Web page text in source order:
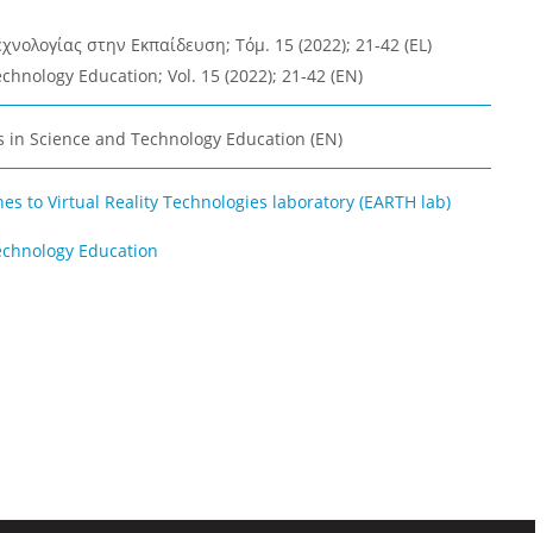
στην Εκπαίδευση; Τόμ. 15 (2022); 21-42 (EL)
Education; Vol. 15 (2022); 21-42 (EN)
in Science and Technology Education (EN)
to Virtual Reality Technologies laboratory (EARTH lab)
Education